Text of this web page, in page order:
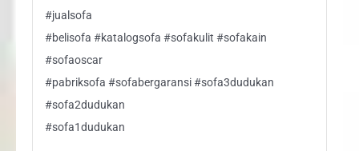
#jualsofa
#belisofa #katalogsofa #sofakulit #sofakain
#sofaoscar
#pabriksofa #sofabergaransi #sofa3dudukan
#sofa2dudukan
#sofa1dudukan